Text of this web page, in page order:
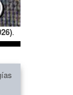
.